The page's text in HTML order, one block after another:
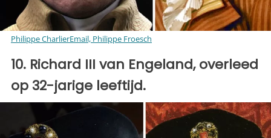
Philippe CharlierEmail, Philippe Froesch
10. Richard III van Engeland, overleed
op 32-jarige leeftijd.